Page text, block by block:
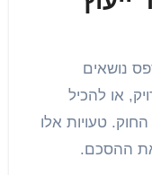
נושאים
או להכיל
טעויות אלו
את ההסכם.